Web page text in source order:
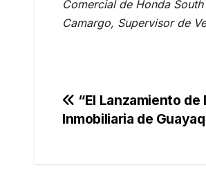
Comercial de Honda
Camargo, Supervisor de
Navegación
“El Lanzamiento
Inmobiliaria de